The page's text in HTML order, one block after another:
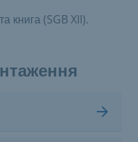
книга (SGB XII).